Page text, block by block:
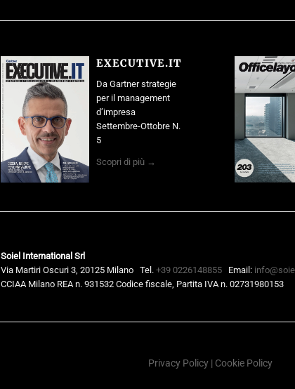
EXECUTIVE.IT
Da Gartner strategie
per il management
d’impresa
Settembre-Ottobre N.
5
Scopri di più →
Soiel International Srl
Via Martiri Oscuri 3, 20125 MilanoTel. +39 0226148855Email:
CCIAA Milano REA n. 931532 Codice fiscale, Partita IVA n. 02731980153
Privacy Policy| Cookie Policy